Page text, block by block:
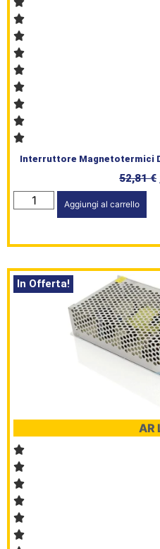
Interruttore Magnetotermici
52,81€
Aggiungi al carrello
In Offerta!
AR